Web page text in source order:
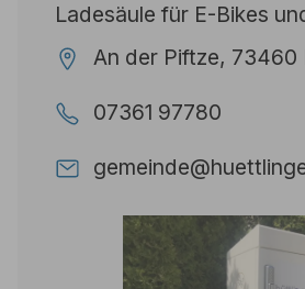
Ladesäule für E-Bikes
An der Piftze, 73460
07361 97780